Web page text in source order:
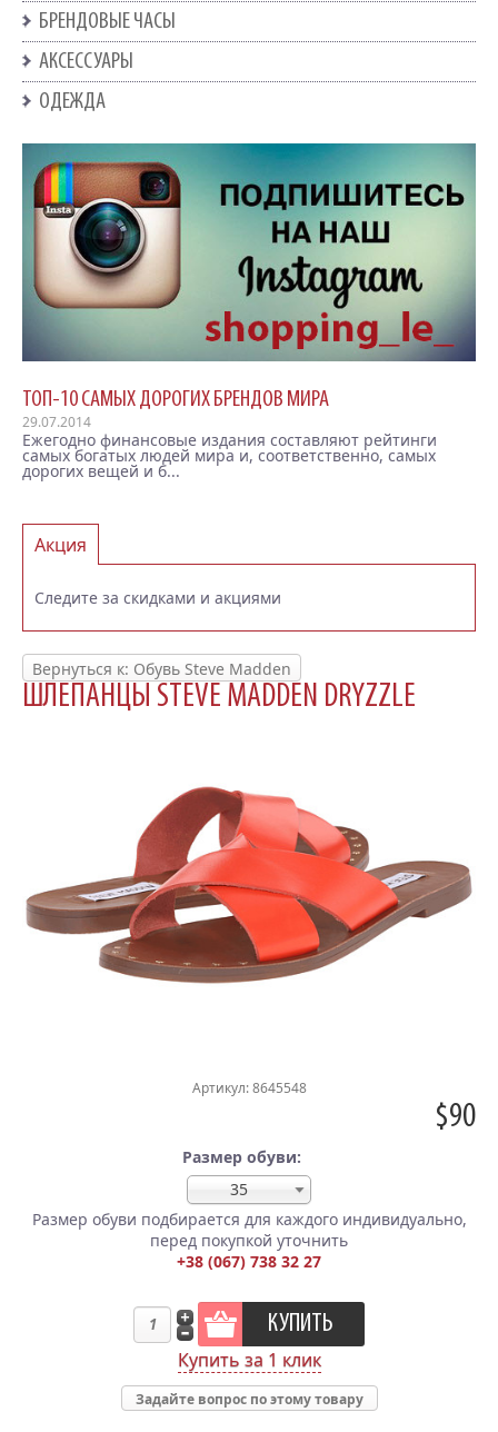
БРЕНДОВЫЕ ЧАСЫ
АКСЕССУАРЫ
ОДЕЖДА
ТОП-10 САМЫХ ДОРОГИХ БРЕНДОВ МИРА
29.07.2014
Ежегодно финансовые издания составляют рейтинги
самых богатых людей мира и, соответственно, самых
дорогих вещей и б...
Акция
Следите за скидками и акциями
Вернуться к: Обувь Steve Madden
ШЛЕПАНЦЫ STEVE MADDEN DRYZZLE
Артикул: 8645548
$90
Размер обуви:
35
Размер обуви подбирается для каждого индивидуально,
перед покупкой уточнить
+38 (067) 738 32 27
Купить за 1 клик
Задайте вопрос по этому товару